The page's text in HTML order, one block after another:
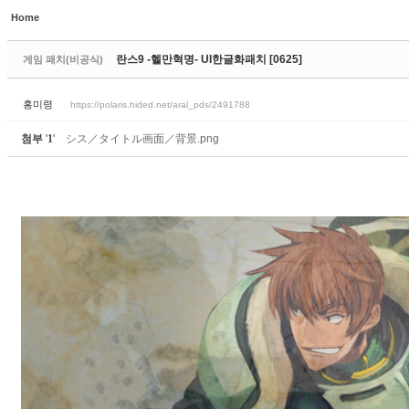
Home
게임 패치(비공식) 란스9 -헬만혁명- UI한글화패치 [0625]
홍미령 https://polaris.hided.net/aral_pds/2491788
첨부 '1' シス／タイトル画面／背景.png
Sketchbook5, 스케치북5
Sketchbook5, 스케치북5